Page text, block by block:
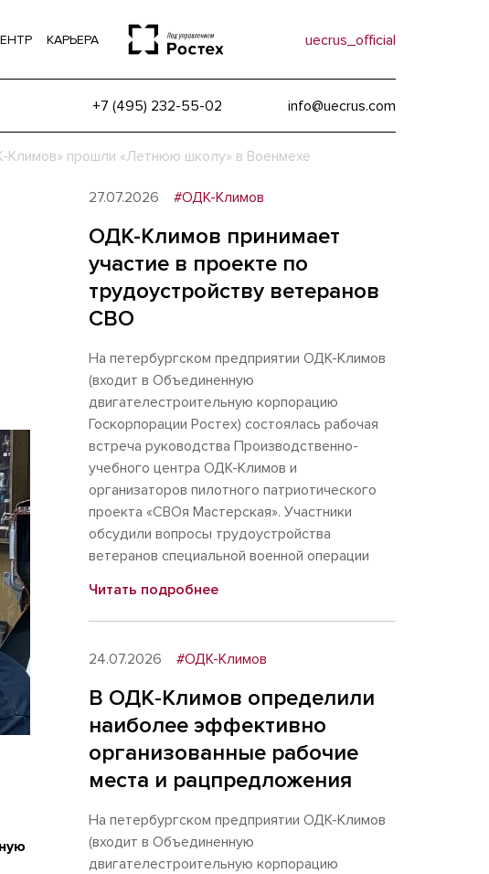
КАРЬЕРА uecrus_official
+7 (495) 232-55-02 info@uecrus.com
Климов» прошли «Летнюю школу» в Военмехе
27.07.2026 #ОДК-Климов
ОДК-Климов принимает
участие в проекте по
трудоустройству ветеранов
СВО
На петербургском предприятии ОДК-Климов
(входит в Объединенную
двигателестроительную корпорацию
Госкорпорации Ростех) состоялась рабочая
встреча руководства Производственно-
учебного центра ОДК-Климов и
организаторов пилотного патриотического
проекта «СВОя Мастерская». Участники
обсудили вопросы трудоустройства
ветеранов специальной военной операции
Читать подробнее
24.07.2026 #ОДК-Климов
В ОДК‑Климов определили
наиболее эффективно
организованные рабочие
места и рацпредложения
На петербургском предприятии ОДК-Климов
(входит в Объединенную
двигателестроительную корпорацию